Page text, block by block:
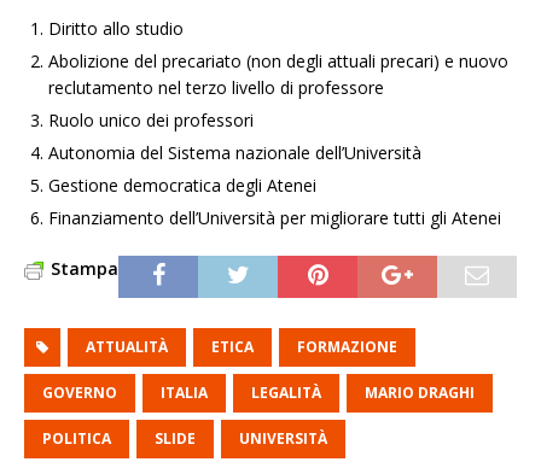
Diritto allo studio
Abolizione del precariato (non degli attuali precari) e nuovo
reclutamento nel terzo livello di professore
Ruolo unico dei professori
Autonomia del Sistema nazionale dell’Università
Gestione democratica degli Atenei
Finanziamento dell’Università per migliorare tutti gli Atenei
Stampa
ATTUALITÀ ETICA FORMAZIONE
GOVERNO ITALIA LEGALITÀ MARIO DRAGHI
POLITICA SLIDE UNIVERSITÀ